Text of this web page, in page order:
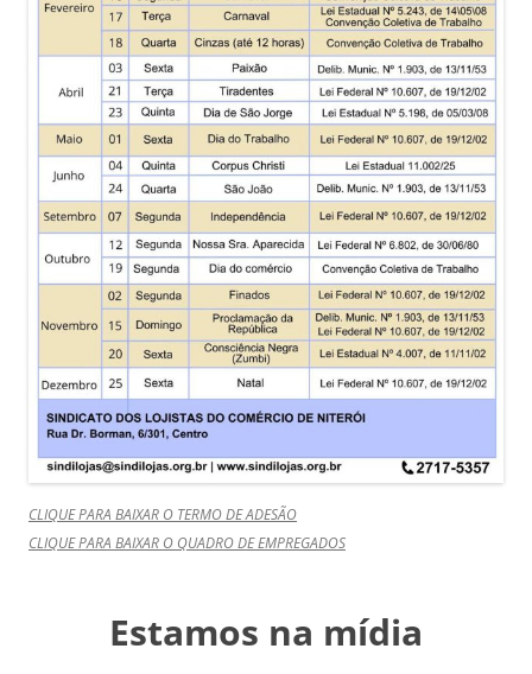
CLIQUE PARA BAIXAR O TERMO DE ADESÃO
CLIQUE PARA BAIXAR O QUADRO DE EMPREGADOS
Estamos na mídia